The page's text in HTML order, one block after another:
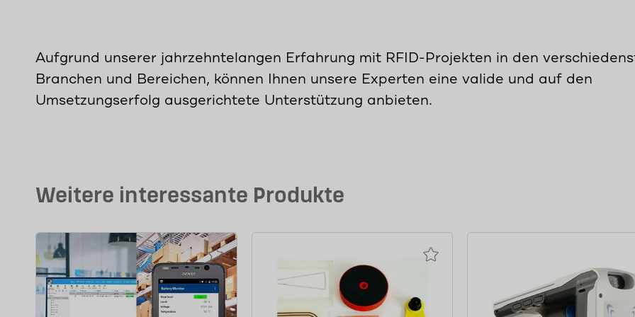
Aufgrund unserer jahrzehntelangen Erfahrung mit RFID-Projekten in den
Branchen und Bereichen, können Ihnen unsere Experten eine valide und auf den
Umsetzungserfolg ausgerichtete Unterstützung anbieten.
Weitere interessante Produkte